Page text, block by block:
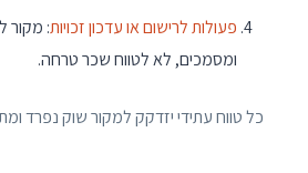
פעולות לרישום או עדכון זכויות: מקור
ומסמכים, לא לטווח שכר טרחה.
כל טווח עתידי יזדקק למקור שוק נפרד